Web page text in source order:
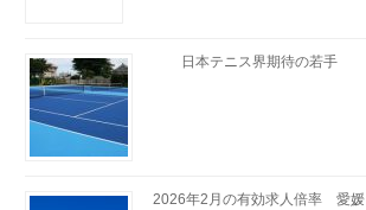
日本テニス界期待の若手
2026年2月の有効求人倍率 愛媛